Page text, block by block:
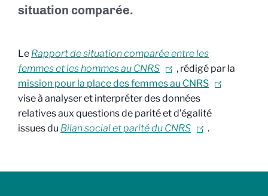
situation comparée.
Le Rapport de situation comparée entre les
femmes et les hommes au CNRS
, rédigé par la
mission pour la place des femmes au CNRS
vise à analyser et interpréter des données
relatives aux questions de parité et d’égalité
issues du Bilan social et parité du CNRS .